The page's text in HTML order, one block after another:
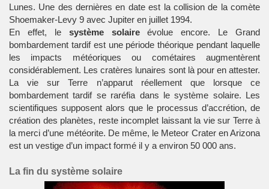
Lunes. Une des dernières en date est la collision de la comète
Shoemaker-Levy 9 avec Jupiter en juillet 1994.
En effet, le système solaireévolue encore. Le Grand
bombardement tardif est une période théorique pendant laquelle
les impacts météoriques ou cométaires augmentèrent
considérablement. Les cratères lunaires sont là pour en attester.
La vie sur Terre n’apparut réellement que lorsque ce
bombardement tardif se raréfia dans lesystème solaire. Les
scientifiques supposent alors que le processus d’accrétion, de
création des planètes, reste incomplet laissant la vie sur Terre à
la merci d’une météorite. De même, le Meteor Crater en Arizona
est un vestige d’un impact formé il y a environ 50 000 ans.
La fin du système solaire